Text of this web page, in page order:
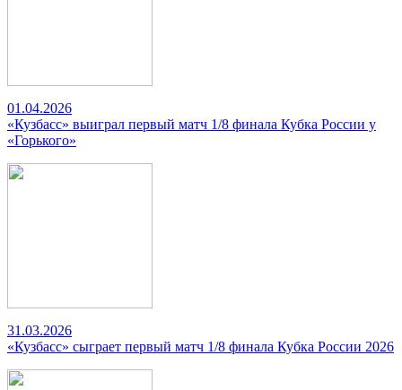
01.04.2026
«Кузбасс» выиграл первый матч 1/8 финала Кубка России у
«Горького»
31.03.2026
«Кузбасс» сыграет первый матч 1/8 финала Кубка России 2026